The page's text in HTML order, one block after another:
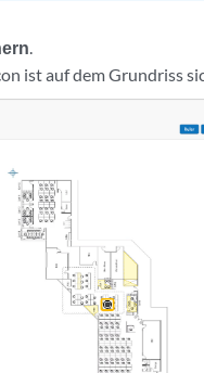
ist auf dem Grundriss